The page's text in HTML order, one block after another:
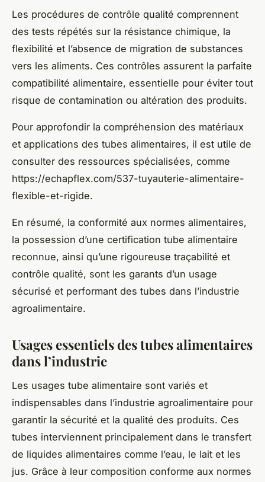
Les procédures de contrôle qualité comprennent
des tests répétés sur la résistance chimique, la
flexibilité et l’absence de migration de substances
vers les aliments. Ces contrôles assurent la parfaite
compatibilité alimentaire, essentielle pour éviter tout
risque de contamination ou altération des produits.
Pour approfondir la compréhension des matériaux
et applications des tubes alimentaires, il est utile de
consulter des ressources spécialisées, comme
https://echapflex.com/537-tuyauterie-alimentaire-
flexible-et-rigide.
En résumé, la conformité aux normes alimentaires,
la possession d’une certification tube alimentaire
reconnue, ainsi qu’une rigoureuse traçabilité et
contrôle qualité, sont les garants d’un usage
sécurisé et performant des tubes dans l’industrie
agroalimentaire.
Usages essentiels des tubes alimentaires
dans l’industrie
Les usages tube alimentaire sont variés et
indispensables dans l’industrie agroalimentaire pour
garantir la sécurité et la qualité des produits. Ces
tubes interviennent principalement dans le transfert
de liquides alimentaires comme l’eau, le lait et les
jus. Grâce à leur composition conforme aux normes